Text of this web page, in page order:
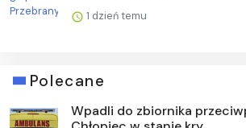
1 dzień temu
Polecane
Wpadli do zbiornika